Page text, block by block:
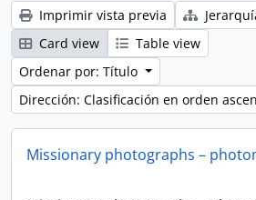
Imprimir vista previa
Card view
Table view
Ordenar por: Título
Dirección: Clasificación en orden
Missionary photographs –